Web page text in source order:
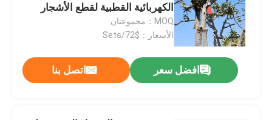
قاطع فرشاة البنزين
قطع فرشاة القاطع
الكهربائية القطبية لقطع الأشجار
MOQ：مجموعتان
الأسعار：$72/Sets
افضل سعر اتصل بنا